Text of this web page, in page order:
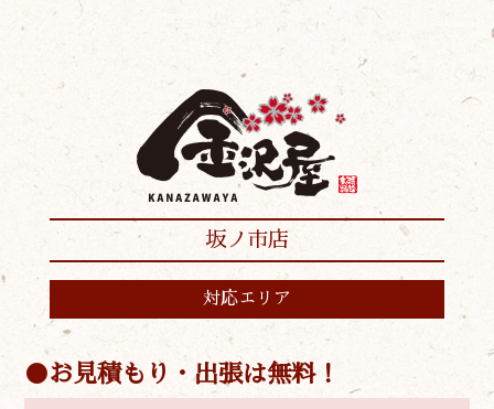
坂ノ市店
対応エリア
お見積もり・出張は無料！